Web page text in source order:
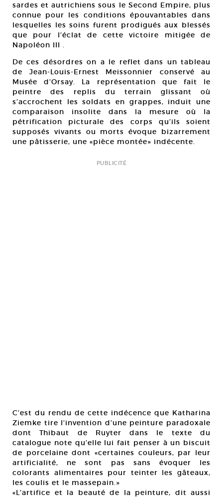
sardes et autrichiens sous le Second Empire, plus
connue pour les conditions épouvantables dans
lesquelles les soins furent prodigués aux blessés
que pour l’éclat de cette victoire mitigée de
Napoléon III .
De ces désordres on a le reflet dans un tableau
de Jean-Louis-Ernest Meissonnier conservé au
Musée d’Orsay. La représentation que fait le
peintre des replis du terrain glissant où
s’accrochent les soldats en grappes, induit une
comparaison insolite dans la mesure où la
pétrification picturale des corps qu’ils soient
supposés vivants ou morts évoque bizarrement
une pâtisserie, une «pièce montée» indécente.
PUBLICITÉ
C’est du rendu de cette indécence que Katharina
Ziemke tire l’invention d’une peinture paradoxale
dont Thibaut de Ruyter dans le texte du
catalogue note qu’elle lui fait penser à un biscuit
de porcelaine dont «certaines couleurs, par leur
artificialité, ne sont pas sans évoquer les
colorants alimentaires pour teinter les gâteaux,
les coulis et le massepain.»
«L’artifice et la beauté de la peinture, dit aussi